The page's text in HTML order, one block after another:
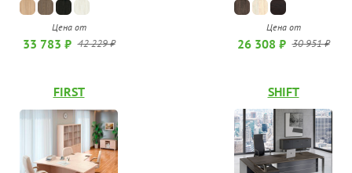
Цена от
33 783 ₽ 42 229 ₽
Цена от
26 308 ₽ 30 951 ₽
FIRST SHIFT